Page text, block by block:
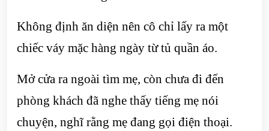
Không định ăn diện nên cô chỉ lấy ra một
chiếc váy mặc hàng ngày từ tủ quần áo.
Mở cửa ra ngoài tìm mẹ, còn chưa đi đến
phòng khách đã nghe thấy tiếng mẹ nói
chuyện, nghĩ rằng mẹ đang gọi điện thoại.